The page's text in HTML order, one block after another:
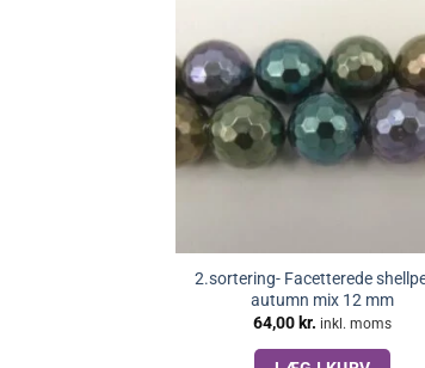
2.sortering- Facetterede
autumn mix 12 mm
64,00 kr. inkl. moms